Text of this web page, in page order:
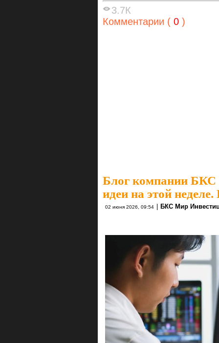
3.7К
Комментарии ( 0 )
Блог компании БКС
идеи на этой
02 июня 2026, 09:54 БКС Мир